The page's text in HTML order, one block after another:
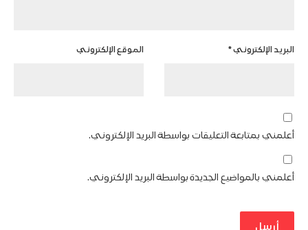
البريد الإلكتروني* الموقع الإلكتروني
أعلمني بمتابعة التعليقات بواسطة البريد الإلكتروني.
أعلمني بالمواضيع الجديدة بواسطة البريد الإلكتروني.